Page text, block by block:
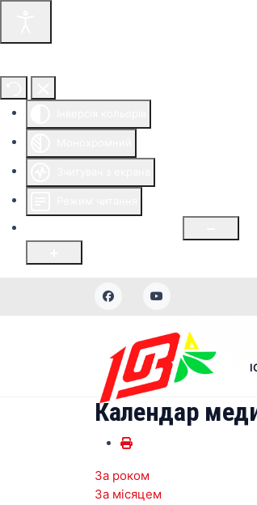
Календар
За роком
За місяцем